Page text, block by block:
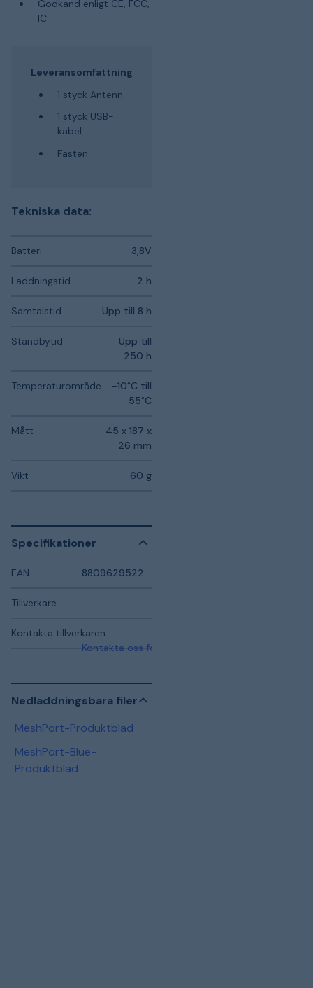
Godkänd enligt CE, FCC,
IC
Leveransomfattning
1 styck Antenn
1 styck USB-
kabel
Fästen
Tekniska data:
Batteri 3,8V
Laddningstid 2 h
Samtalstid Upp till 8 h
Standbytid
Upp till
250 h
Temperaturområde
-10˚C till
55˚C
Mått
45 x 187 x
26 mm
Vikt 60 g
Specifikationer
EAN 8809629522830
Tillverkare
Kontakta tillverkaren
Kontakta oss för mer information
Nedladdningsbara filer
MeshPort-Produktblad
MeshPort-Blue-
Produktblad